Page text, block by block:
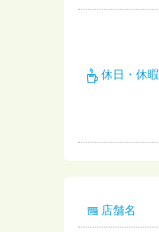
休日・休暇
店舗名